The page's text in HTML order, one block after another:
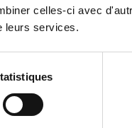
celles-ci avec
leurs services.